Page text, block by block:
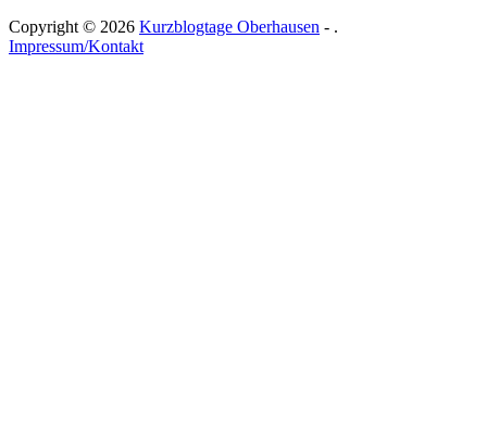
Copyright © 2026 Kurzblogtage Oberhausen - .
Impressum/Kontakt